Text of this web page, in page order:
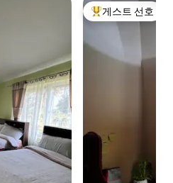
상위 게스트 선호
게스트 선호